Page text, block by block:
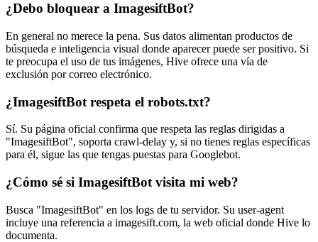
¿Debo bloquear a ImagesiftBot?
En general no merece la pena. Sus datos alimentan productos de
búsqueda e inteligencia visual donde aparecer puede ser positivo. Si
te preocupa el uso de tus imágenes, Hive ofrece una vía de
exclusión por correo electrónico.
¿ImagesiftBot respeta el robots.txt?
Sí. Su página oficial confirma que respeta las reglas dirigidas a
"ImagesiftBot", soporta crawl-delay y, si no tienes reglas específicas
para él, sigue las que tengas puestas para Googlebot.
¿Cómo sé si ImagesiftBot visita mi web?
Busca "ImagesiftBot" en los logs de tu servidor. Su user-agent
incluye una referencia a imagesift.com, la web oficial donde Hive lo
documenta.